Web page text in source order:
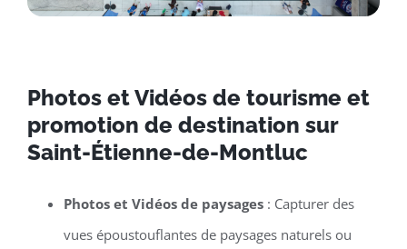
Photos et Vidéos de tourisme et
promotion de destination sur
Saint-Étienne-de-Montluc
Photos et Vidéos de paysages: Capturer des
vues époustouflantes de paysages naturels ou